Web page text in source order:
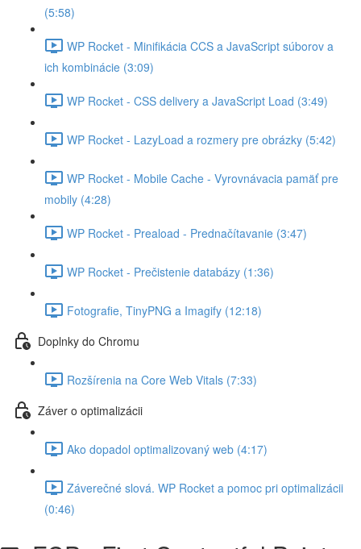
(5:58)
WP Rocket - Minifikácia CCS a JavaScript súborov a
ich kombinácie (3:09)
WP Rocket - CSS delivery a JavaScript Load (3:49)
WP Rocket - LazyLoad a rozmery pre obrázky (5:42)
WP Rocket - Mobile Cache - Vyrovnávacia pamäť pre
mobily (4:28)
WP Rocket - Preaload - Prednačítavanie (3:47)
WP Rocket - Prečistenie databázy (1:36)
Fotografie, TinyPNG a Imagify (12:18)
Doplnky do Chromu
Rozšírenia na Core Web Vitals (7:33)
Záver o optimalizácii
Ako dopadol optimalizovaný web (4:17)
Záverečné slová. WP Rocket a pomoc pri optimalizácii
(0:46)